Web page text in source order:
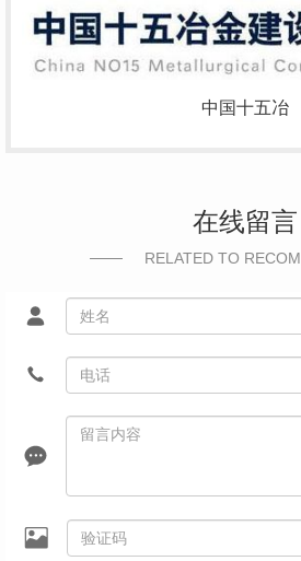
中国十五冶
在线留言
RELATED TO